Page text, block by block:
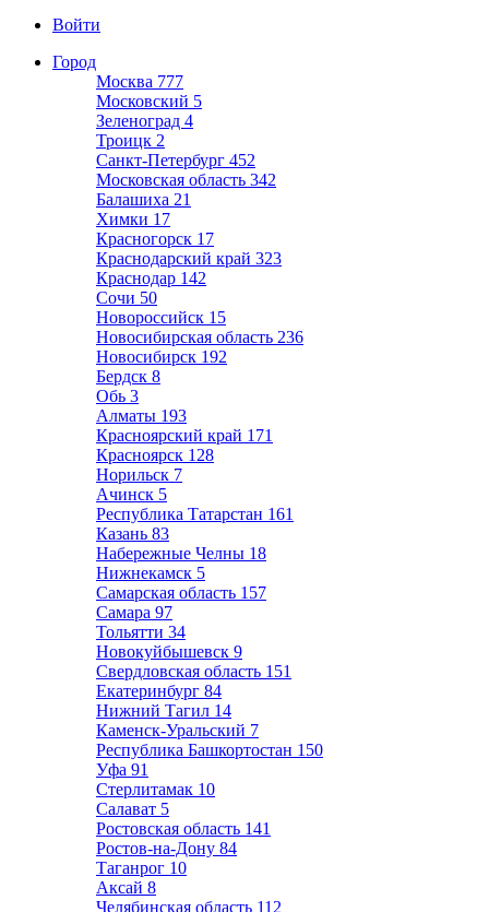
Войти
Город
Москва 777
Московский 5
Зеленоград 4
Троицк 2
Санкт-Петербург 452
Московская область 342
Балашиха 21
Химки 17
Красногорск 17
Краснодарский край 323
Краснодар 142
Сочи 50
Новороссийск 15
Новосибирская область 236
Новосибирск 192
Бердск 8
Обь 3
Алматы 193
Красноярский край 171
Красноярск 128
Норильск 7
Ачинск 5
Республика Татарстан 161
Казань 83
Набережные Челны 18
Нижнекамск 5
Самарская область 157
Самара 97
Тольятти 34
Новокуйбышевск 9
Свердловская область 151
Екатеринбург 84
Нижний Тагил 14
Каменск-Уральский 7
Республика Башкортостан 150
Уфа 91
Стерлитамак 10
Салават 5
Ростовская область 141
Ростов-на-Дону 84
Таганрог 10
Аксай 8
Челябинская область 112